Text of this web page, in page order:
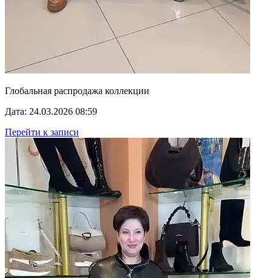
Глобальная распродажа коллекции
Дата: 24.03.2026 08:59
Перейти к записи